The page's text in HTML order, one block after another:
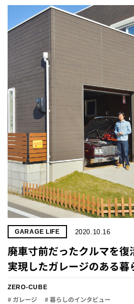
GARAGE LIFE 2020.10.16
廃車寸前だったクルマを復
実現したガレージのある暮
ZERO-CUBE
# ガレージ # 暮らしのインタビュー